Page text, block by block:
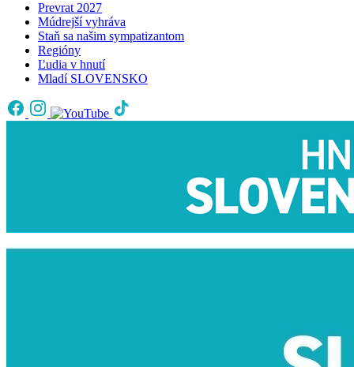
Prevrat 2027
Múdrejší vyhráva
Staň sa našim sympatizantom
Regióny
Ľudia v hnutí
Mladí SLOVENSKO